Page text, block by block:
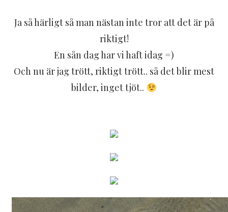
Ja så härligt så man nästan inte tror att det är på
riktigt!
En sån dag har vi haft idag =)
Och nu är jag trött, riktigt trött.. så det blir mest
bilder, inget tjöt..